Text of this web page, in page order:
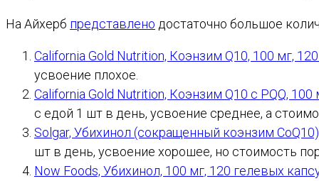
На Айхерб представлено достаточно большое
California Gold Nutrition, Коэнзим Q10, 100 мг,
усвоение плохое.
California Gold Nutrition, Коэнзим Q10 с PQQ,
с едой 1 шт в день, усвоение среднее, а
Solgar, Убихинол (сокращенный коэнзим
шт в день, усвоение хорошее, но стоимость
Now Foods, Убихинол, 100 мг, 120 гелевых